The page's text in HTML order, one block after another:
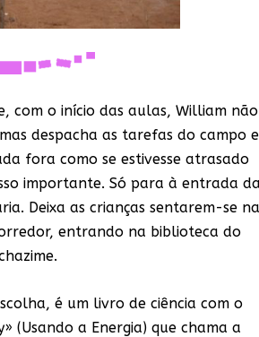
com o início das aulas, William não
despacha as tarefas do campo e
fora como se estivesse atrasado
importante. Só para à entrada da
Deixa as crianças sentarem-se na
entrando na biblioteca do
é um livro de ciência com o
(Usando a Energia) que chama a